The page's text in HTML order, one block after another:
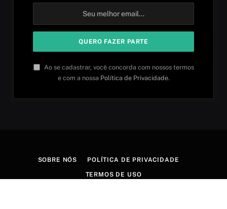
Ao se cadastrar, você concorda com nossos termos
e com a nossa Política de Privacidade.
SOBRE NÓS POLÍTICA DE PRIVACIDADE
TERMOS DE USO